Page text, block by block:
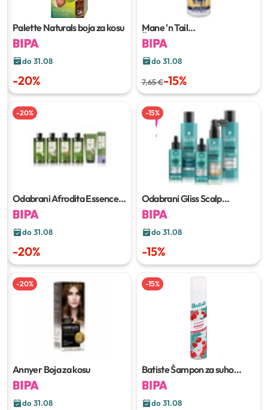
Palette Naturals boja za kosu
do 31.08
-20%
Mane 'n Tail
Šampon/regenerator za kosu
355 ml
do 31.08
7,65 €-15%
-20%
Odabrani Afrodita Essence
proizvodi za kosu
do 31.08
-20%
-15%
Odabrani Gliss Scalp
proizvodi
do 31.08
-15%
-20%
Annyer Boja za kosu
do 31.08
-15%
Batiste Šampon za suho
pranje kose
do 31.08